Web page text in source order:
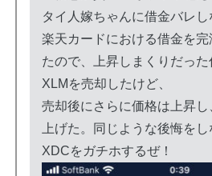
タイ人嫁ちゃんに借金バレ
楽天カードにおける借金を
たので、上昇しまくりだっ
XLMを売却したけど、
売却後にさらに価格は上昇
上げた。同じような後悔を
XDCをガチホするぜ！